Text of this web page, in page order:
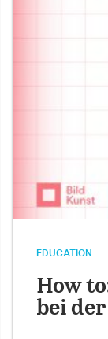
EDUCATION
How
bei